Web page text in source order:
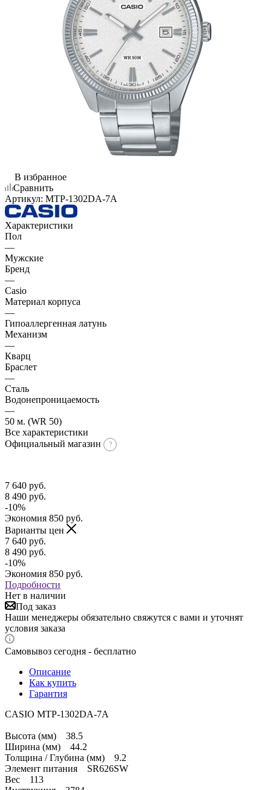
В избранное
Сравнить
Артикул: MTP-1302DA-7A
Характеристики
Пол
—
Мужские
Бренд
—
Casio
Материал корпуса
—
Гипоаллергенная латунь
Механизм
—
Кварц
Браслет
—
Сталь
Водонепроницаемость
—
50 м. (WR 50)
Все характеристики
Официальный магазин
7 640 руб.
8 490 руб.
-10%
Экономия 850 руб.
Варианты цен
7 640 руб.
8 490 руб.
-10%
Экономия 850 руб.
Подробности
Нет в наличии
Под заказ
Наши менеджеры обязательно свяжутся с вами и уточнят
условия заказа
Самовывоз сегодня - бесплатно
Описание
Как купить
Гарантия
CASIO MTP-1302DA-7A
Высота (мм) 38.5
Ширина (мм) 44.2
Толщина / Глубина (мм) 9.2
Элемент питания SR626SW
Вес 113